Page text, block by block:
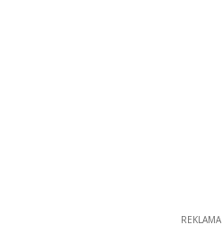
REKLAMA